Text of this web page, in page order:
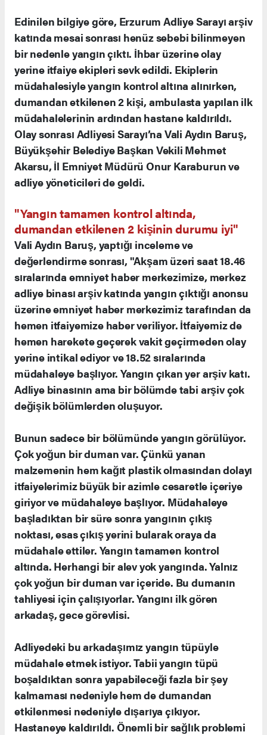
Edinilen bilgiye göre, Erzurum Adliye Sarayı arşiv
katında mesai sonrası henüz sebebi bilinmeyen
bir nedenle yangın çıktı. İhbar üzerine olay
yerine itfaiye ekipleri sevk edildi. Ekiplerin
müdahalesiyle yangın kontrol altına alınırken,
dumandan etkilenen 2 kişi, ambulasta yapılan ilk
müdahalelerinin ardından hastane kaldırıldı.
Olay sonrası Adliyesi Sarayı’na Vali Aydın Baruş,
Büyükşehir Belediye Başkan Vekili Mehmet
Akarsu, İl Emniyet Müdürü Onur Karaburun ve
adliye yöneticileri de geldi.
"Yangın tamamen kontrol altında,
dumandan etkilenen 2 kişinin durumu iyi"
Vali Aydın Baruş, yaptığı inceleme ve
değerlendirme sonrası, "Akşam üzeri saat 18.46
sıralarında emniyet haber merkezimize, merkez
adliye binası arşiv katında yangın çıktığı anonsu
üzerine emniyet haber merkezimiz tarafından da
hemen itfaiyemize haber veriliyor. İtfaiyemiz de
hemen harekete geçerek vakit geçirmeden olay
yerine intikal ediyor ve 18.52 sıralarında
müdahaleye başlıyor. Yangın çıkan yer arşiv katı.
Adliye binasının ama bir bölümde tabi arşiv çok
değişik bölümlerden oluşuyor.
Bunun sadece bir bölümünde yangın görülüyor.
Çok yoğun bir duman var. Çünkü yanan
malzemenin hem kağıt plastik olmasından dolayı
itfaiyelerimiz büyük bir azimle cesaretle içeriye
giriyor ve müdahaleye başlıyor. Müdahaleye
başladıktan bir süre sonra yangının çıkış
noktası, esas çıkış yerini bularak oraya da
müdahale ettiler. Yangın tamamen kontrol
altında. Herhangi bir alev yok yangında. Yalnız
çok yoğun bir duman var içeride. Bu dumanın
tahliyesi için çalışıyorlar. Yangını ilk gören
arkadaş, gece görevlisi.
Adliyedeki bu arkadaşımız yangın tüpüyle
müdahale etmek istiyor. Tabii yangın tüpü
boşaldıktan sonra yapabileceği fazla bir şey
kalmaması nedeniyle hem de dumandan
etkilenmesi nedeniyle dışarıya çıkıyor.
Hastaneye kaldırıldı. Önemli bir sağlık problemi